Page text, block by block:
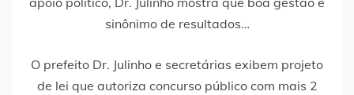
O prefeito Dr. Julinho e secretárias exibem projeto
de lei que autoriza concurso público com mais 2